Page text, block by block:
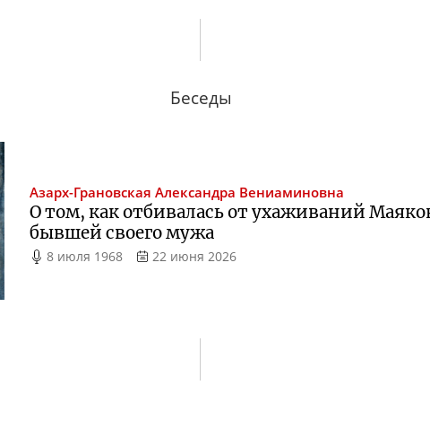
Беседы
Азарх-Грановская Александра Вениаминовна
О том, как отбивалась от ухаживаний
бывшей своего мужа
8 июля 1968 22 июня 2026